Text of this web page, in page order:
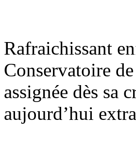
Rafraichissant
Conservatoire
assignée dès sa
aujourd’hui